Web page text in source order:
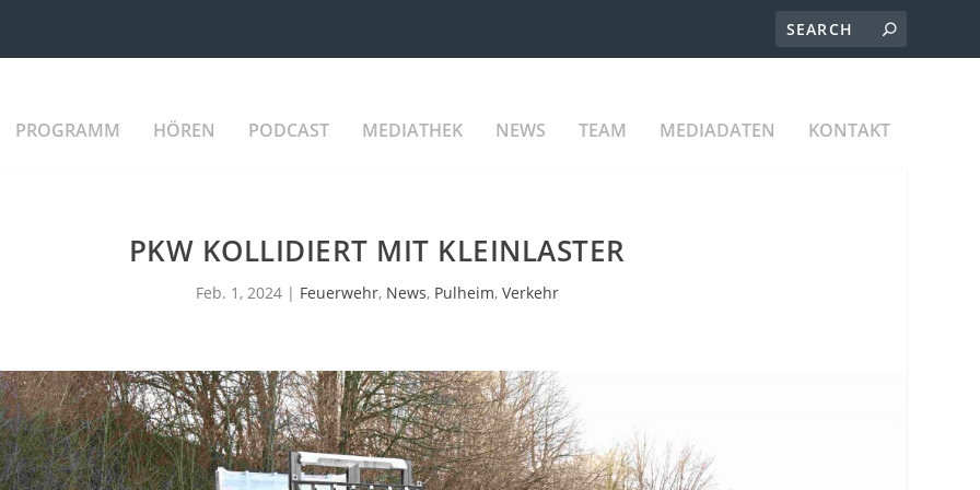
PROGRAMM HÖREN PODCAST MEDIATHEK NEWS TEAM MEDIADATEN KONTAKT
PKW KOLLIDIERT MIT KLEINLASTER
Feb. 1, 2024| Feuerwehr, News, Pulheim, Verkehr